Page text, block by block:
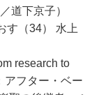
道下京子）
す（34） 水上
research to
アフター・ベー